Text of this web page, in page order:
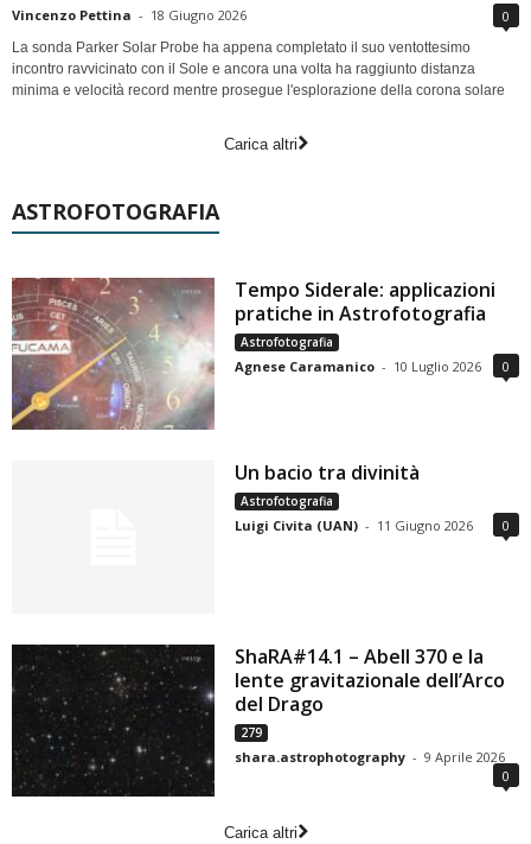
Vincenzo Pettina - 18 Giugno 2026 0
La sonda Parker Solar Probe ha appena completato il suo ventottesimo
incontro ravvicinato con il Sole e ancora una volta ha raggiunto distanza
minima e velocità record mentre prosegue l'esplorazione della corona solare
Carica altri
ASTROFOTOGRAFIA
Tempo Siderale: applicazioni
pratiche in Astrofotografia
Astrofotografia
Agnese Caramanico - 10 Luglio 2026 0
Un bacio tra divinità
Astrofotografia
Luigi Civita (UAN) - 11 Giugno 2026 0
ShaRA#14.1 – Abell 370 e la
lente gravitazionale dell’Arco
del Drago
279
shara.astrophotography - 9 Aprile 2026
0
Carica altri